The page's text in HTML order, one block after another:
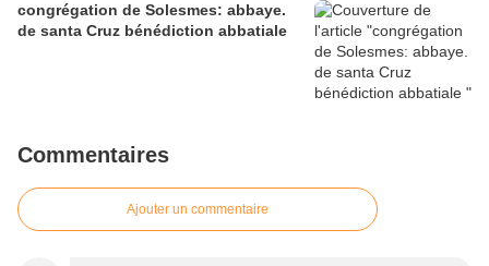
congrégation de Solesmes: abbaye.
de santa Cruz bénédiction abbatiale
Commentaires
Ajouter un commentaire